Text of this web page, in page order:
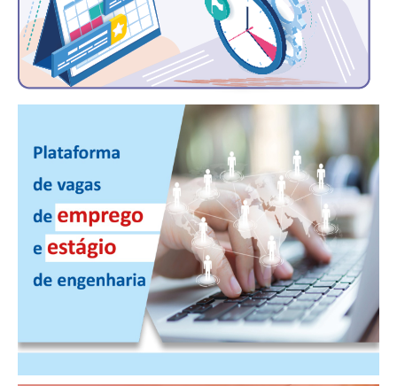
RES 1.002/2002 – CÓDIGO DE ÉTICA
HOMOLOGAÇÕES
PISO SALARIAL
FIQUE POR DENTRO
OPORTUNIDADES
APRESENTAÇÃO
EMPREGO E ESTÁGIO
CARREIRA
AUTÔNOMOS E SERVIÇOS